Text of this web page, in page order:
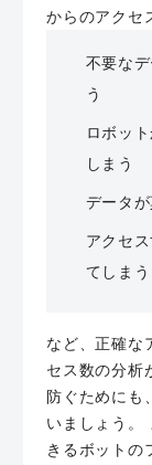
からのアクセ
不要な
う
ロボッ
しまう
データ
アクセ
てしまう
など、正確な
セス数の分析
防ぐためにも
いましょう。
きるボットの